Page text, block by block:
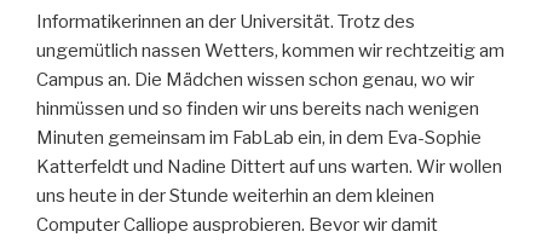
Informatikerinnen an der Universität. Trotz des
ungemütlich nassen Wetters, kommen wir rechtzeitig am
Campus an. Die Mädchen wissen schon genau, wo wir
hinmüssen und so finden wir uns bereits nach wenigen
Minuten gemeinsam im FabLab ein, in dem Eva-Sophie
Katterfeldt und Nadine Dittert auf uns warten. Wir wollen
uns heute in der Stunde weiterhin an dem kleinen
Computer Calliope ausprobieren. Bevor wir damit